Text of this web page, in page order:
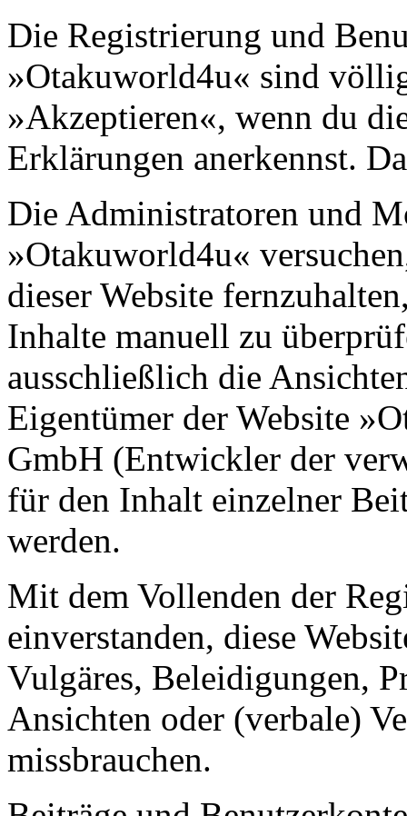
Die Registrierung und
»Otakuworld4u« sind
»Akzeptieren«, wenn du
Erklärungen anerkennst.
Die Administratoren und
»Otakuworld4u«
dieser Website
Inhalte manuell zu
ausschließlich die
Eigentümer der Website
GmbH (Entwickler der
für den Inhalt einzelner
werden.
Mit dem Vollenden der
einverstanden, diese
Vulgäres, Beleidigungen,
Ansichten oder (verbale)
missbrauchen.